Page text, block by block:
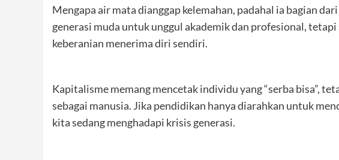
Mengapa air mata dianggap kelemahan, padahal ia bagian
generasi muda untuk unggul akademik dan profesional,
keberanian menerima diri sendiri.
Kapitalisme memang mencetak individu yang “serba bisa”,
sebagai manusia. Jika pendidikan hanya diarahkan untuk
kita sedang menghadapi krisis generasi.